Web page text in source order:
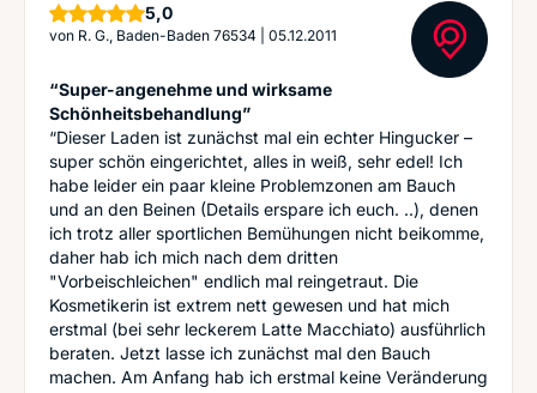
5,0Sterne
von R. G., Baden-Baden 76534 05.12.2011
“Super-angenehme und wirksame
Schönheitsbehandlung”
“Dieser Laden ist zunächst mal ein echter Hingucker –
super schön eingerichtet, alles in weiß, sehr edel! Ich
habe leider ein paar kleine Problemzonen am Bauch
und an den Beinen (Details erspare ich euch. ..), denen
ich trotz aller sportlichen Bemühungen nicht beikomme,
daher hab ich mich nach dem dritten
"Vorbeischleichen" endlich mal reingetraut. Die
Kosmetikerin ist extrem nett gewesen und hat mich
erstmal (bei sehr leckerem Latte Macchiato) ausführlich
beraten. Jetzt lasse ich zunächst mal den Bauch
machen. Am Anfang hab ich erstmal keine Veränderung